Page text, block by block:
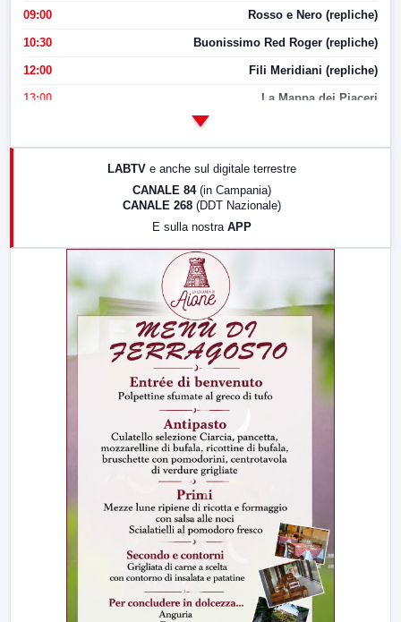
09:00 Rosso e Nero (repliche)
10:30 Buonissimo Red Roger (repliche)
12:00 Fili Meridiani (repliche)
13:00 La Mappa dei Piaceri
LABTV e anche sul digitale terrestre
CANALE 84 (in Campania)
CANALE 268 (DDT Nazionale)
E sulla nostra APP